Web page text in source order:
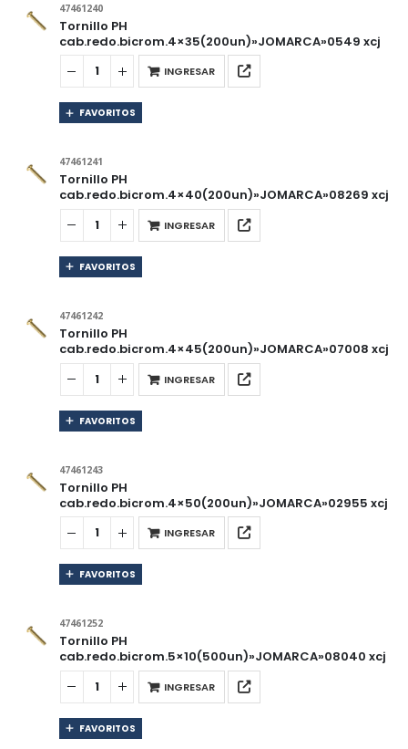
47461240
Tornillo PH
cab.redo.bicrom.4×35(200un)»JOMARCA»0549 xcj
INGRESAR
FAVORITOS
47461241
Tornillo PH
cab.redo.bicrom.4×40(200un)»JOMARCA»08269 xcj
INGRESAR
FAVORITOS
47461242
Tornillo PH
cab.redo.bicrom.4×45(200un)»JOMARCA»07008 xcj
INGRESAR
FAVORITOS
47461243
Tornillo PH
cab.redo.bicrom.4×50(200un)»JOMARCA»02955 xcj
INGRESAR
FAVORITOS
47461252
Tornillo PH
cab.redo.bicrom.5×10(500un)»JOMARCA»08040 xcj
INGRESAR
FAVORITOS